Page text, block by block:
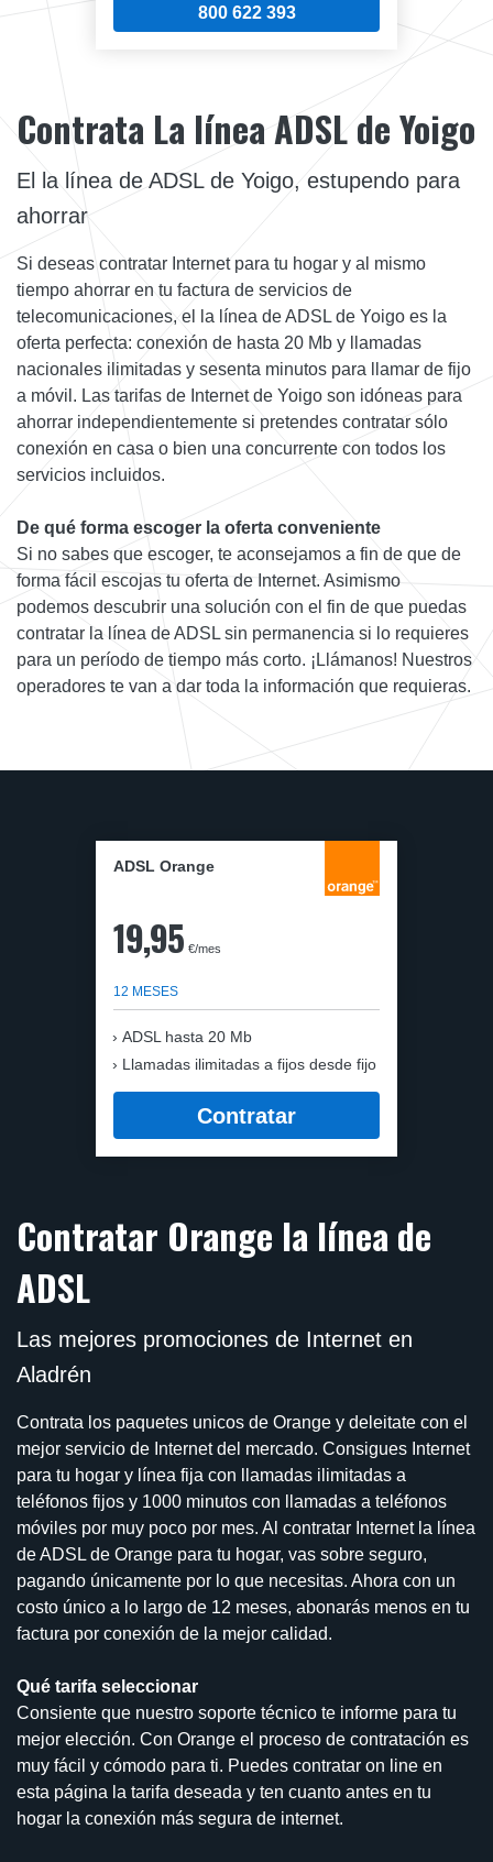
800 622 393
Contrata La línea ADSL de Yoigo
El la línea de ADSL de Yoigo, estupendo para
ahorrar
Si deseas contratar Internet para tu hogar y al mismo
tiempo ahorrar en tu factura de servicios de
telecomunicaciones, el la línea de ADSL de Yoigo es la
oferta perfecta: conexión de hasta 20 Mb y llamadas
nacionales ilimitadas y sesenta minutos para llamar de fijo
a móvil. Las tarifas de Internet de Yoigo son idóneas para
ahorrar independientemente si pretendes contratar sólo
conexión en casa o bien una concurrente con todos los
servicios incluidos.
De qué forma escoger la oferta conveniente
Si no sabes que escoger, te aconsejamos a fin de que de
forma fácil escojas tu oferta de Internet. Asimismo
podemos descubrir una solución con el fin de que puedas
contratar la línea de ADSL sin permanencia si lo requieres
para un período de tiempo más corto. ¡Llámanos! Nuestros
operadores te van a dar toda la información que requieras.
ADSL Orange
19,95 €/mes
12 MESES
ADSL hasta 20 Mb
Llamadas ilimitadas a fijos desde fijo
Contratar
Contratar Orange la línea de
ADSL
Las mejores promociones de Internet en
Aladrén
Contrata los paquetes unicos de Orange y deleitate con el
mejor servicio de Internet del mercado. Consigues Internet
para tu hogar y línea fija con llamadas ilimitadas a
teléfonos fijos y 1000 minutos con llamadas a teléfonos
móviles por muy poco por mes. Al contratar Internet la línea
de ADSL de Orange para tu hogar, vas sobre seguro,
pagando únicamente por lo que necesitas. Ahora con un
costo único a lo largo de 12 meses, abonarás menos en tu
factura por conexión de la mejor calidad.
Qué tarifa seleccionar
Consiente que nuestro soporte técnico te informe para tu
mejor elección. Con Orange el proceso de contratación es
muy fácil y cómodo para ti. Puedes contratar on line en
esta página la tarifa deseada y ten cuanto antes en tu
hogar la conexión más segura de internet.